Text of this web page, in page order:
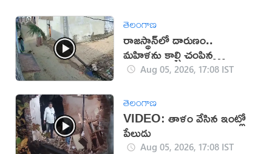
తెలంగాణ
రాజస్థాన్‌లో దారుణం..
మహిళను కాల్చి చంపిన
యువకుడు (వీడియో)
Aug 05, 2026, 17:08 IST
తెలంగాణ
VIDEO: తాళం వేసిన ఇంట్లో
పేలుడు
Aug 05, 2026, 17:08 IST